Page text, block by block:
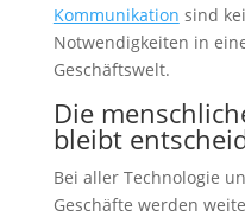
Kommunikation sind
Notwendigkeiten in
Geschäftswelt.
Die
bleibt
Bei aller Technologie
Geschäfte werden